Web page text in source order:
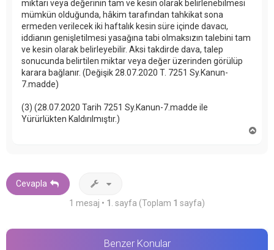
miktarı veya değerinin tam ve kesin olarak belirlenebilmesi
mümkün olduğunda, hâkim tarafından tahkikat sona
ermeden verilecek iki haftalık kesin süre içinde davacı,
iddianın genişletilmesi yasağına tabi olmaksızın talebini tam
ve kesin olarak belirleyebilir. Aksi takdirde dava, talep
sonucunda belirtilen miktar veya değer üzerinden görülüp
karara bağlanır. (Değişik 28.07.2020 T. 7251 Sy.Kanun-
7.madde)
(3) (28.07.2020 Tarih 7251 Sy.Kanun-7.madde ile
Yürürlükten Kaldırılmıştır.)
Cevapla
1 mesaj • 1 . sayfa (Toplam 1 sayfa)
Benzer Konular